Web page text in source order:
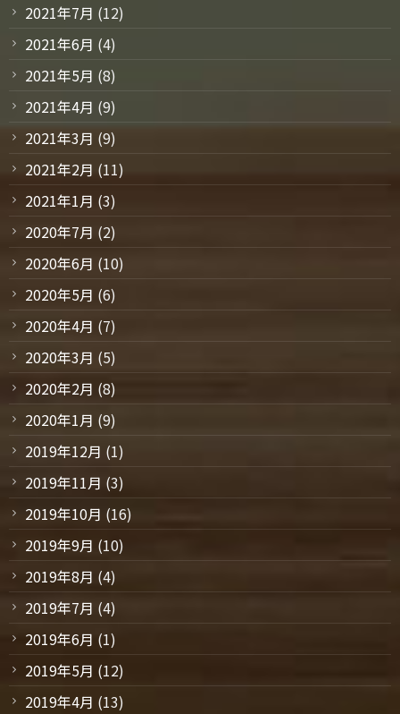
2021年7月 (12)
2021年6月 (4)
2021年5月 (8)
2021年4月 (9)
2021年3月 (9)
2021年2月 (11)
2021年1月 (3)
2020年7月 (2)
2020年6月 (10)
2020年5月 (6)
2020年4月 (7)
2020年3月 (5)
2020年2月 (8)
2020年1月 (9)
2019年12月 (1)
2019年11月 (3)
2019年10月 (16)
2019年9月 (10)
2019年8月 (4)
2019年7月 (4)
2019年6月 (1)
2019年5月 (12)
2019年4月 (13)